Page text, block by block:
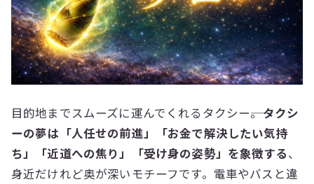
目的地までスムーズに運んでくれるタクシー――。タクシ
ーの夢は「人任せの前進」「お金で解決したい気持
ち」「近道への焦り」「受け身の姿勢」を象徴する、
身近だけれど奥が深いモチーフです。電車やバスと違